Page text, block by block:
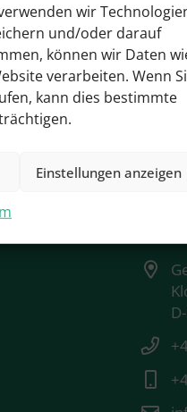
wir
und/oder darauf
können wir Daten
verarbeiten. Wenn
kann dies bestimmte
Einstellungen anzeigen